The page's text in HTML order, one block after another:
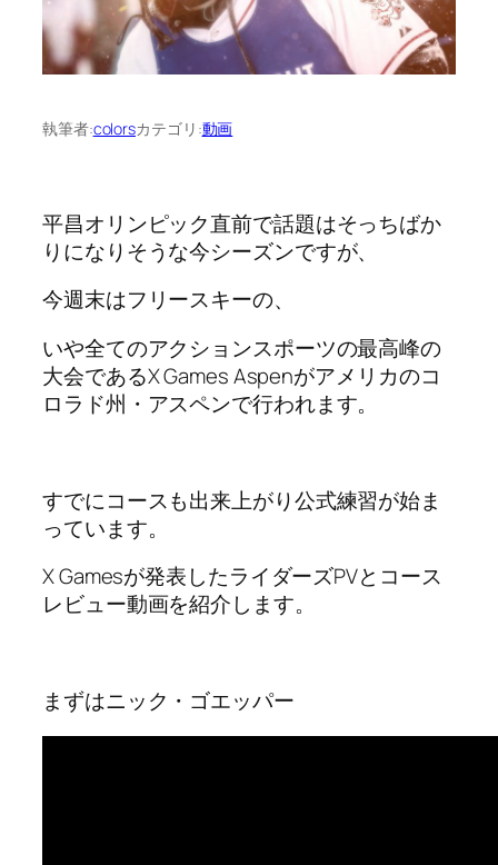
執筆者:colorsカテゴリ:動画
平昌オリンピック直前で話題はそっちばか
りになりそうな今シーズンですが、
今週末はフリースキーの、
いや全てのアクションスポーツの最高峰の
大会であるX Games Aspenがアメリカのコ
ロラド州・アスペンで行われます。
すでにコースも出来上がり公式練習が始ま
っています。
X Gamesが発表したライダーズPVとコース
レビュー動画を紹介します。
まずはニック・ゴエッパー